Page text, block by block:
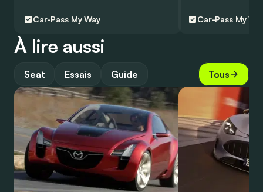
Car-Pass My Way Car-Pass My
À lire aussi
Seat Essais Guide Tous